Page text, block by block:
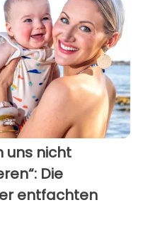
uns nicht
Die
entfachten